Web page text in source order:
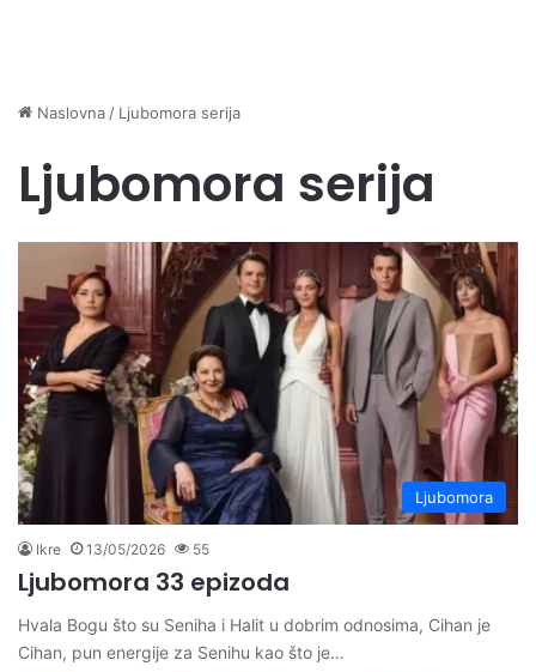
Naslovna / Ljubomora serija
Ljubomora serija
Ljubomora
Ikre 13/05/2026 55
Ljubomora 33 epizoda
Hvala Bogu što su Seniha i Halit u dobrim odnosima, Cihan je
Cihan, pun energije za Senihu kao što je…